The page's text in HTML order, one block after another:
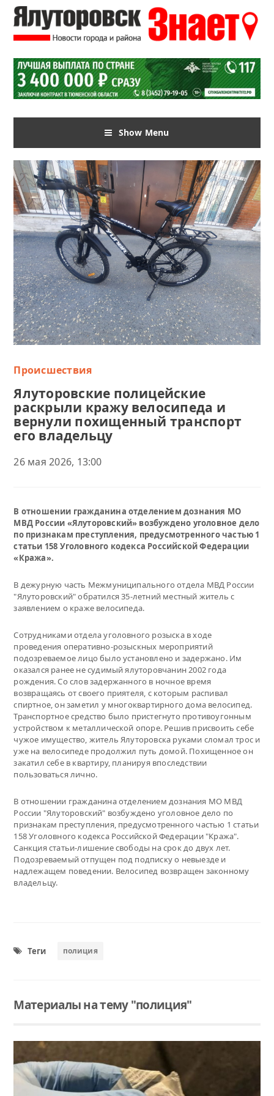
Show Menu
Происшествия
Ялуторовские полицейские
раскрыли кражу велосипеда и
вернули похищенный транспорт
его владельцу
26 мая 2026, 13:00
В отношении гражданина отделением дознания МО
МВД России «Ялуторовский» возбуждено уголовное дело
по признакам преступления, предусмотренного частью 1
статьи 158 Уголовного кодекса Российской Федерации
«Кража».
В дежурную часть Межмуниципального отдела МВД России
"Ялуторовский" обратился 35-летний местный житель с
заявлением о краже велосипеда.
Сотрудниками отдела уголовного розыска в ходе
проведения оперативно-розыскных мероприятий
подозреваемое лицо было установлено и задержано. Им
оказался ранее не судимый ялуторовчанин 2002 года
рождения. Со слов задержанного в ночное время
возвращаясь от своего приятеля, с которым распивал
спиртное, он заметил у многоквартирного дома велосипед.
Транспортное средство было пристегнуто противоугонным
устройством к металлической опоре. Решив присвоить себе
чужое имущество, житель Ялуторовска руками сломал трос и
уже на велосипеде продолжил путь домой. Похищенное он
закатил себе в квартиру, планируя впоследствии
пользоваться лично.
В отношении гражданина отделением дознания МО МВД
России "Ялуторовский" возбуждено уголовное дело по
признакам преступления, предусмотренного частью 1 статьи
158 Уголовного кодекса Российской Федерации "Кража".
Санкция статьи-лишение свободы на срок до двух лет.
Подозреваемый отпущен под подписку о невыезде и
надлежащем поведении. Велосипед возвращен законному
владельцу.
Теги полиция
Материалы на тему "полиция"